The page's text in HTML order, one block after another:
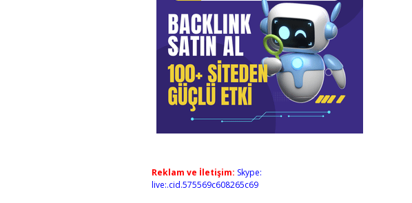
Reklam ve İletişim: Skype:
live:.cid.575569c608265c69